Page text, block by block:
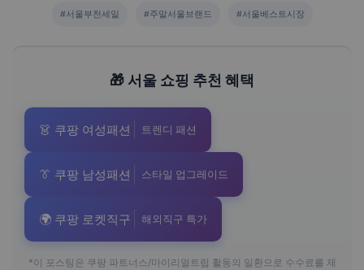
#서울부천세일 #주말서울브랜드 #서울베스트시장
🎁 서울 쇼핑 추천 혜택
👗 쿠팡 여성패션 트렌디 패션
👔 쿠팡 남성패션 스타일 업그레이드
🌍 쿠팡 로켓직구 해외직구 특가
*이 포스팅은 쿠팡 파트너스/마이리얼트립 활동의 일환으로 수수료를 제